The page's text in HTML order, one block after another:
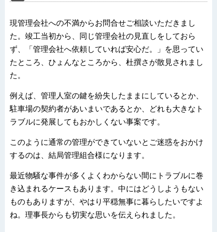
現管理会社への不満からお問合せご相談いただきまし
た。竣工当初から、同じ管理会社の見直しをしておら
ず、「管理会社へ依頼していれば安心だ。」を思ってい
たところ、ひょんなところから、杜撰さが散見されまし
た。
例えば、管理人室の鍵を紛失したままにしているとか、
駐車場の契約者があいまいであるとか、どれも大きなト
ラブルに発展してもおかしくない事案です。
このように通常の管理ができていないとご迷惑をおかけ
するのは、結局管理組合様になります。
最近物騒な事件が多くよくわからない間にトラブルに巻
き込まれるケースもあります。中にはどうしようもない
ものもありますが、やはり平穏無事に暮らしたいですよ
ね。理事長からも切実な思いを伝えられました。